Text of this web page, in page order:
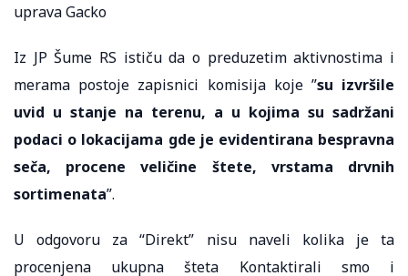
uprava Gacko
Iz JP Šume RS ističu da o preduzetim aktivnostima i
merama postoje zapisnici komisija koje ”su izvršile
uvid u stanje na terenu, a u kojima su sadržani
podaci o lokacijama gde je evidentirana bespravna
seča, procene veličine štete, vrstama drvnih
sortimenata”.
U odgovoru za “Direkt” nisu naveli kolika je ta
procenjena ukupna šteta Kontaktirali smo i